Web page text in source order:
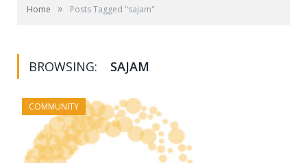
Home » Posts Tagged "sajam"
BROWSING: SAJAM
COMMUNITY